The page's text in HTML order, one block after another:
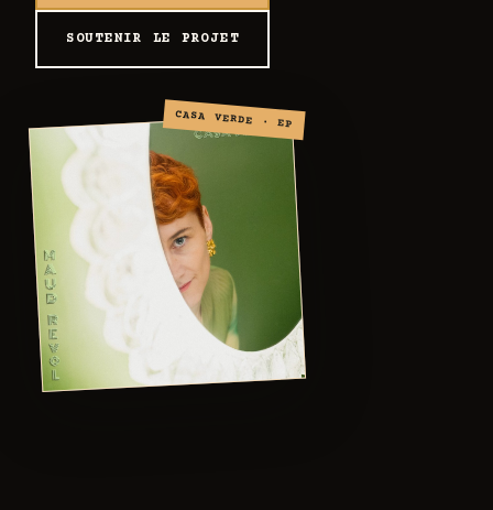
SOUTENIR LE PROJET
CASA VERDE · EP